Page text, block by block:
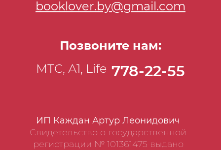
ИП Каждан Артур Леонидович
Свидетельство о государственной
регистрации № 101361475 выдано
booklover.by@gmail.com
Позвоните нам:
МТС, А1, Life 778-22-55